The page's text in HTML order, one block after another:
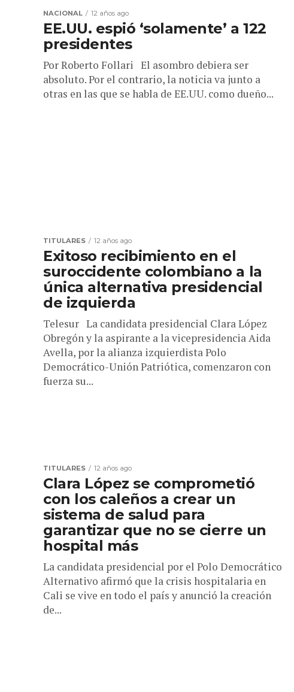
NACIONAL 12 años ago
EE.UU. espió ‘solamente’ a 122
presidentes
Por Roberto Follari El asombro debiera ser
absoluto. Por el contrario, la noticia va junto a
otras en las que se habla de EE.UU. como dueño...
TITULARES 12 años ago
Exitoso recibimiento en el
suroccidente colombiano a la
única alternativa presidencial
de izquierda
Telesur La candidata presidencial Clara López
Obregón y la aspirante a la vicepresidencia Aida
Avella, por la alianza izquierdista Polo
Democrático-Unión Patriótica, comenzaron con
fuerza su...
TITULARES 12 años ago
Clara López se comprometió
con los caleños a crear un
sistema de salud para
garantizar que no se cierre un
hospital más
La candidata presidencial por el Polo Democrático
Alternativo afirmó que la crisis hospitalaria en
Cali se vive en todo el país y anunció la creación
de...